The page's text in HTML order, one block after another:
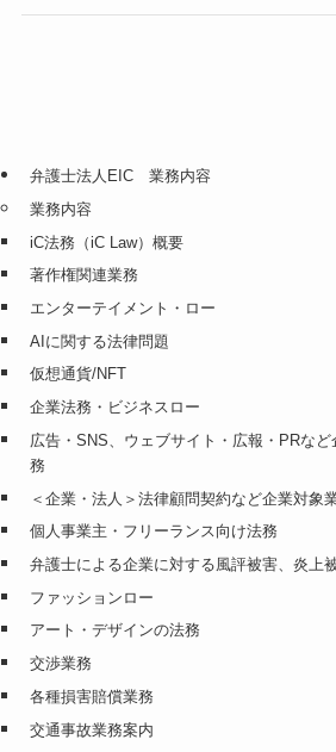
弁護士法人EIC 業務内容
業務内容
iC法務（iC Law）概要
著作権関連業務
エンターテイメント・ロー
AIに関する法律問題
仮想通貨/NFT
企業法務・ビジネスロー
広告・SNS、ウェブサイト・広報・PRな
務
＜企業・法人＞法律顧問契約など企業対象
個人事業主・フリーランス向け法務
弁護士による企業に対する風評被害、炎上
ファッションロー
アート・デザインの法務
交渉業務
各種損害賠償業務
交通事故業務案内